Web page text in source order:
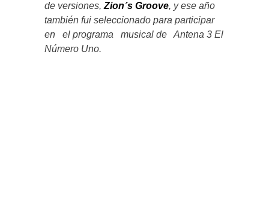
de versiones,Zion´s Groove, y ese año
también fui seleccionado para participar
en el programa musical de Antena 3 El
Número Uno.